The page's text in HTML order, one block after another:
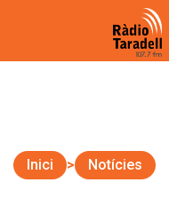
Inici Notícies